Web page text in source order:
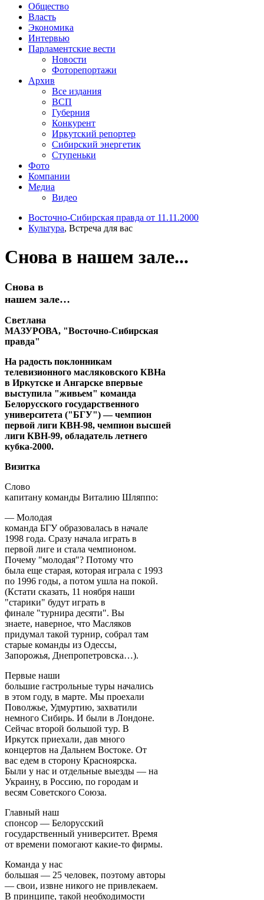
Общество
Власть
Экономика
Интервью
Парламентские вести
Новости
Фоторепортажи
Архив
Все издания
ВСП
Губерния
Конкурент
Иркутский репортер
Сибирский энергетик
Ступеньки
Фото
Компании
Медиа
Видео
Восточно-Сибирская правда от 11.11.2000
Культура, Встреча для вас
Снова в нашем зале...
Снова в
нашем зале…
Светлана
МАЗУРОВА, "Восточно-Сибирская
правда"
На радость поклонникам
телевизионного масляковского КВНа
в Иркутске и Ангарске впервые
выступила "живьем" команда
Белорусского государственного
университета ("БГУ") — чемпион
первой лиги КВН-98, чемпион высшей
лиги КВН-99, обладатель летнего
кубка-2000.
Визитка
Слово
капитану команды Виталию Шляппо:
— Молодая
команда БГУ образовалась в начале
1998 года. Сразу начала играть в
первой лиге и стала чемпионом.
Почему "молодая"? Потому что
была еще старая, которая играла с 1993
по 1996 годы, а потом ушла на покой.
(Кстати сказать, 11 ноября наши
"старики" будут играть в
финале "турнира десяти". Вы
знаете, наверное, что Масляков
придумал такой турнир, собрал там
старые команды из Одессы,
Запорожья, Днепропетровска…).
Первые наши
большие гастрольные туры начались
в этом году, в марте. Мы проехали
Поволжье, Удмуртию, захватили
немного Сибирь. И были в Лондоне.
Сейчас второй большой тур. В
Иркутск приехали, дав много
концертов на Дальнем Востоке. От
вас едем в сторону Красноярска.
Были у нас и отдельные выезды — на
Украину, в Россию, по городам и
весям Советского Союза.
Главный наш
спонсор — Белорусский
государственный университет. Время
от времени помогают какие-то фирмы.
Команда у нас
большая — 25 человек, поэтому авторы
— свои, извне никого не привлекаем.
В принципе, такой необходимости